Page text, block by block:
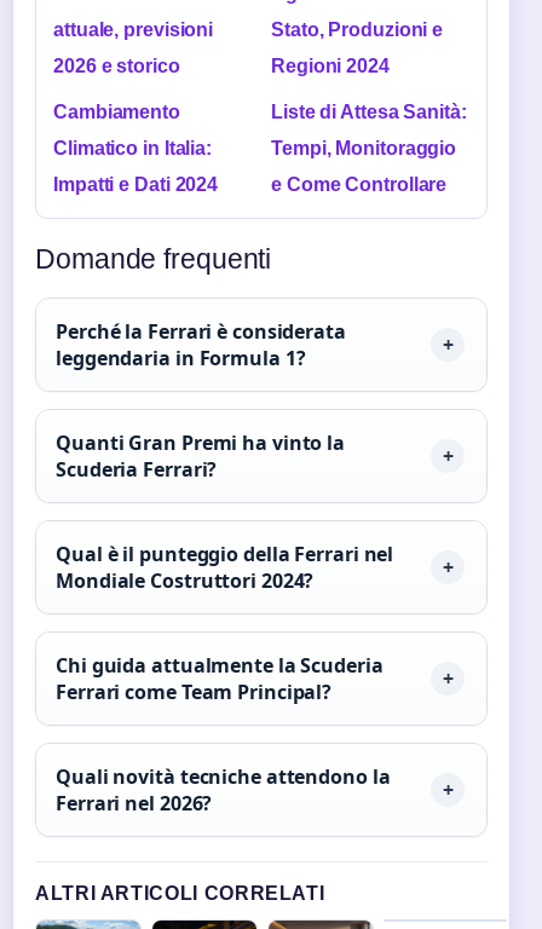
attuale, previsioni
2026 e storico
Stato, Produzioni e
Regioni 2024
Cambiamento
Climatico in Italia:
Impatti e Dati 2024
Liste di Attesa Sanità:
Tempi, Monitoraggio
e Come Controllare
Domande frequenti
Perché la Ferrari è considerata
leggendaria in Formula 1?
Quanti Gran Premi ha vinto la
Scuderia Ferrari?
Qual è il punteggio della Ferrari nel
Mondiale Costruttori 2024?
Chi guida attualmente la Scuderia
Ferrari come Team Principal?
Quali novità tecniche attendono la
Ferrari nel 2026?
ALTRI ARTICOLI CORRELATI